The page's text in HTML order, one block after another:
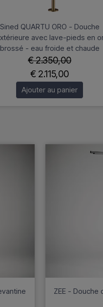
Sined QUARTU ORO - Douche
avec lave-pieds en
brossé - eau froide et chaude
€ 2.350,00
€ 2.115,00
Ajouter au panier
ZEE - Douche